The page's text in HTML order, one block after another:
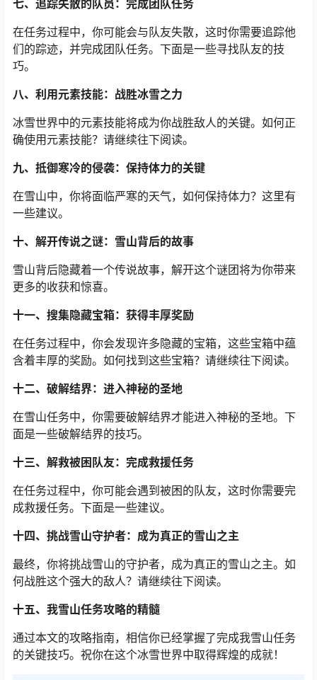
七、追踪失散的队员：完成团队任务
在任务过程中，你可能会与队友失散，这时你需要追踪他
们的踪迹，并完成团队任务。下面是一些寻找队友的技
巧。
八、利用元素技能：战胜冰雪之力
冰雪世界中的元素技能将成为你战胜敌人的关键。如何正
确使用元素技能？请继续往下阅读。
九、抵御寒冷的侵袭：保持体力的关键
在雪山中，你将面临严寒的天气，如何保持体力？这里有
一些建议。
十、解开传说之谜：雪山背后的故事
雪山背后隐藏着一个传说故事，解开这个谜团将为你带来
更多的收获和惊喜。
十一、搜集隐藏宝箱：获得丰厚奖励
在任务过程中，你会发现许多隐藏的宝箱，这些宝箱中蕴
含着丰厚的奖励。如何找到这些宝箱？请继续往下阅读。
十二、破解结界：进入神秘的圣地
在雪山任务中，你需要破解结界才能进入神秘的圣地。下
面是一些破解结界的技巧。
十三、解救被困队友：完成救援任务
在任务过程中，你可能会遇到被困的队友，这时你需要完
成救援任务。下面是一些建议。
十四、挑战雪山守护者：成为真正的雪山之主
最终，你将挑战雪山的守护者，成为真正的雪山之主。如
何战胜这个强大的敌人？请继续往下阅读。
十五、我雪山任务攻略的精髓
通过本文的攻略指南，相信你已经掌握了完成我雪山任务
的关键技巧。祝你在这个冰雪世界中取得辉煌的成就！